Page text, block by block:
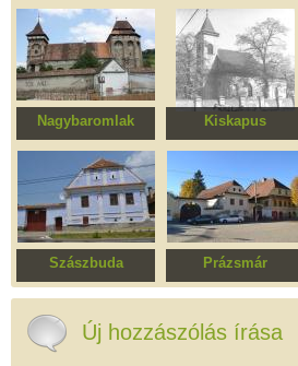
Nagybaromlak
Erődített evangélikus
templomegyüttes
Kiskapus
Mennybemenetel
római katolikus
templomegyüttes
Szászbuda
"Fő utca" együttese
Prázsmár
Prázsmári együttes
Új hozzászólás írása